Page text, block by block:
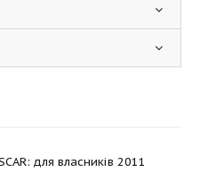
для власників 2011